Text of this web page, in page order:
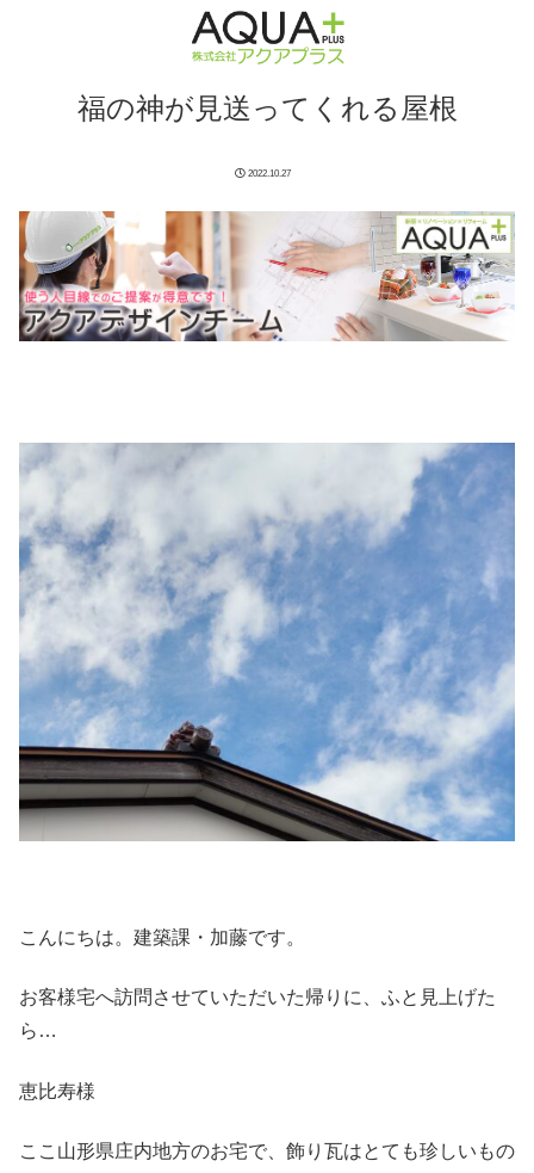
福の神が見送ってくれる屋根
2022.10.27
こんにちは。建築課・加藤です。
お客様宅へ訪問させていただいた帰りに、ふと見上げた
ら…
恵比寿様
ここ山形県庄内地方のお宅で、飾り瓦はとても珍しいもの